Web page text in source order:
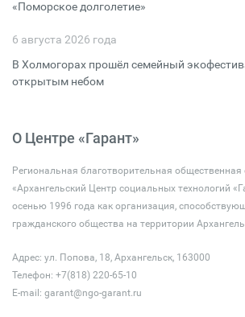
«Поморское долголетие»
6 августа 2026 года
В Холмогорах прошёл семейный
открытым небом
О Центре «Гарант»
Региональная благотворительная общественная
«Архангельский Центр социальных технологий
осенью 1996 года как организация,
гражданского общества на территории
Адрес: ул. Попова, 18, Архангельск, 163000
Телефон: +7(818) 220-65-10
E-mail: garant@ngo-garant.ru